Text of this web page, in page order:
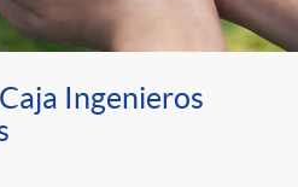
Ingenieros